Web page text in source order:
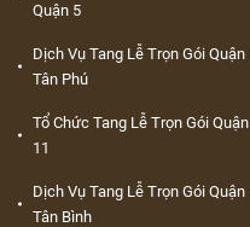
Quận 5
Dịch Vụ Tang Lễ Trọn Gói Quận
Tân Phú
Tổ Chức Tang Lễ Trọn Gói Quận
11
Dịch Vụ Tang Lễ Trọn Gói Quận
Tân Bình